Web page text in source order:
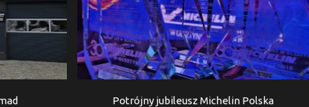
Potrójny jubileusz Michelin Polska